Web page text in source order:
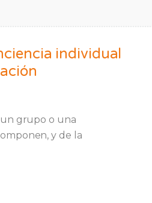
individual
un grupo o una
y de la